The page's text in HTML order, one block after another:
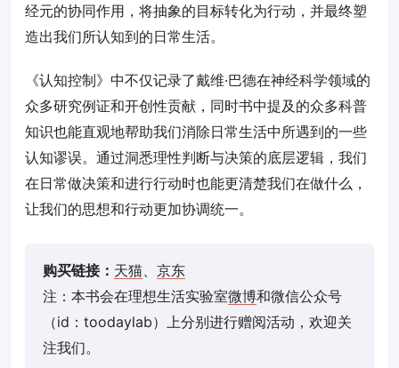
经元的协同作用，将抽象的目标转化为行动，并最终塑
造出我们所认知到的日常生活。
《认知控制》中不仅记录了戴维·巴德在神经科学领域的
众多研究例证和开创性贡献，同时书中提及的众多科普
知识也能直观地帮助我们消除日常生活中所遇到的一些
认知谬误。通过洞悉理性判断与决策的底层逻辑，我们
在日常做决策和进行行动时也能更清楚我们在做什么，
让我们的思想和行动更加协调统一。
购买链接： 天猫、 京东
注：本书会在理想生活实验室微博和微信公众号
（id：toodaylab）上分别进行赠阅活动，欢迎关
注我们。